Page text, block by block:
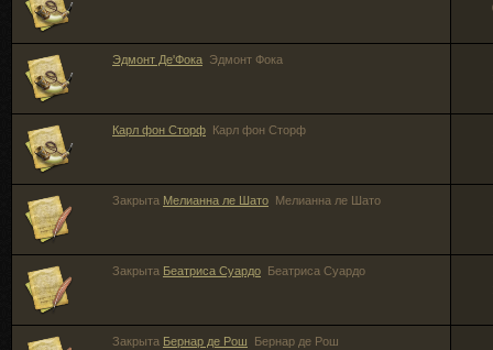
Эдмонт Де'Фока Эдмонт Фока
Карл фон Сторф Карл фон Сторф
Закрыта Мелианна ле Шато Мелианна ле Шато
Закрыта Беатриса Суардо Беатриса Суардо
Закрыта Бернар де Рош
Бернар де Рош